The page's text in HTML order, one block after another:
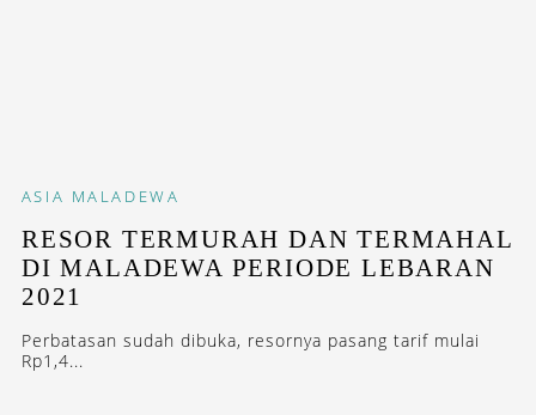
ASIA MALADEWA
RESOR TERMURAH DAN TERMAHAL
DI MALADEWA PERIODE LEBARAN
2021
Perbatasan sudah dibuka, resornya pasang tarif mulai
Rp1,4...